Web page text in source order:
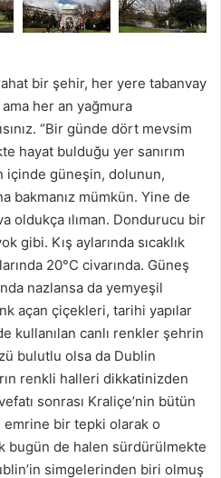
bir şehir, her yere tabanvay
her an yağmura
“Bir günde dört mevsim
hayat bulduğu yer sanırım
içinde güneşin, dolunun,
bakmanız mümkün. Yine de
oldukça ılıman. Dondurucu bir
gibi. Kış aylarında sıcaklık
20°C civarında. Güneş
nazlansa da yemyeşil
açan çiçekleri, tarihi yapılar
kullanılan canlı renkler şehrin
bulutlu olsa da Dublin
renkli halleri dikkatinizden
sonrası Kraliçe’nin bütün
emrine bir tepki olarak o
bugün de halen sürdürülmekte
simgelerinden biri olmuş